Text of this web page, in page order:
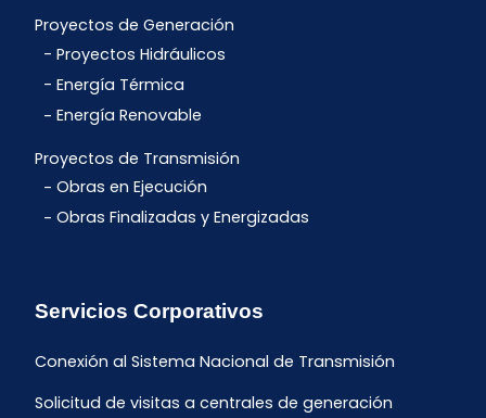
Proyectos de Generación
Proyectos Hidráulicos
Energía Térmica
Energía Renovable
Proyectos de Transmisión
Obras en Ejecución
Obras Finalizadas y Energizadas
Servicios Corporativos
Conexión al Sistema Nacional de Transmisión
Solicitud de visitas a centrales de generación